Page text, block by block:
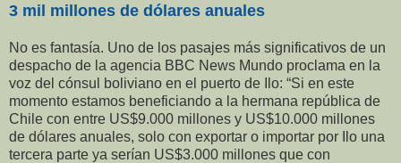
3 mil millones de dólares anuales
No es fantasía. Uno de los pasajes más significativos de un
despacho de la agencia BBC News Mundo proclama en la
voz del cónsul boliviano en el puerto de Ilo: “Si en este
momento estamos beneficiando a la hermana república de
Chile con entre US$9.000 millones y US$10.000 millones
de dólares anuales, solo con exportar o importar por Ilo una
tercera parte ya serían US$3.000 millones que con